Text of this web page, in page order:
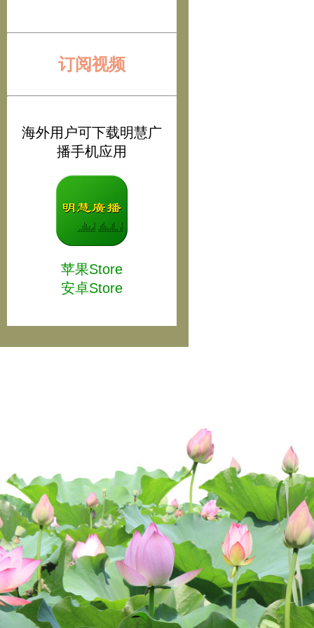
订阅视频
海外用户可下载明慧广
播手机应用
苹果Store
安卓Store